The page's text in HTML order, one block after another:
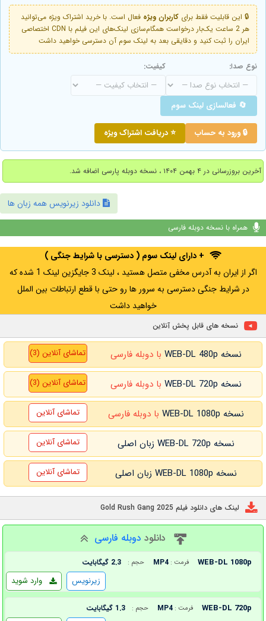
🔒 این قابلیت فقط برای کاربران ویژه فعال است. با خرید اشتراک ویژه می‌توانید
هر 2 ساعت یک‌بار درخواست همگام‌سازی لینک‌های این فیلم با CDN اختصاصی
ایران را ثبت کنید و دقایقی بعد به لینک سوم آن دسترسی خواهید داشت
نوع صدا: کیفیت:
🔄 فعالسازی لینک سوم
🔒 ورود به حساب ⭐ دریافت اشتراک ویژه
آخرین بروزرسانی در ۴ بهمن ۱۴۰۴ ، نسخه دوبله پارسی اضافه شد.
دانلود زیرنویس همه زبان ها
همراه با نسخه دوبله فارسی
+ دارای لینک سوم ( دسترسی با شرایط جنگی )
اگر از ایران به آدرس مخفی متصل هستید ، لینک 3 جایگزین لینک 1 شده که
در شرایط جنگی دسترسی به سرور ها رو حتی با قطع ارتباطات بین الملل
خواهید داشت
نسخه های قابل پخش آنلاین
نسخه WEB-DL 480p با دوبله فارسی تماشای آنلاین (3)
نسخه WEB-DL 720p با دوبله فارسی تماشای آنلاین (3)
نسخه WEB-DL 1080p با دوبله فارسی تماشای آنلاین
نسخه WEB-DL 720p زبان اصلی تماشای آنلاین
نسخه WEB-DL 1080p زبان اصلی تماشای آنلاین
لینک های دانلود فیلم Gold Rush Gang 2025
دانلود دوبله فارسی
WEB-DL 1080p فرمت : MP4 حجم : 2.3 گیگابایت
وارد شوید زیرنویس
WEB-DL 720p فرمت : MP4 حجم : 1.3 گیگابایت